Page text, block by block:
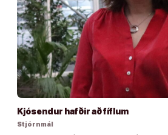
Kjósendur hafðir að fíflum
Stjórnmál